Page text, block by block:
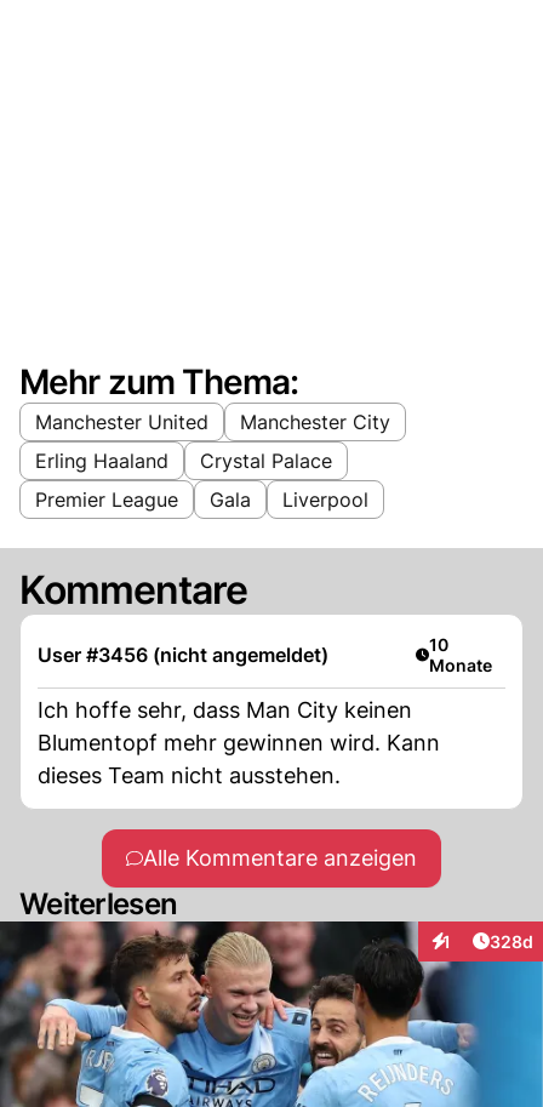
Mehr zum Thema:
Manchester United
Manchester City
Erling Haaland
Crystal Palace
Premier League
Gala Liverpool
Kommentare
User #3456 (nicht angemeldet) Artikel
10
Monate
Ich hoffe sehr, dass Man City keinen
Blumentopf mehr gewinnen wird. Kann
dieses Team nicht ausstehen.
Alle Kommentare anzeigen
Weiterlesen
1
Interaktionen
328d